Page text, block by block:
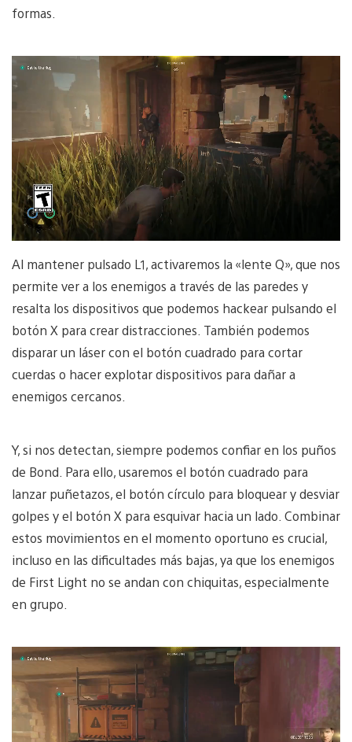
formas.
Al mantener pulsado L1, activaremos la «lente Q», que nos
permite ver a los enemigos a través de las paredes y
resalta los dispositivos que podemos hackear pulsando el
botón X para crear distracciones. También podemos
disparar un láser con el botón cuadrado para cortar
cuerdas o hacer explotar dispositivos para dañar a
enemigos cercanos.
Y, si nos detectan, siempre podemos confiar en los puños
de Bond. Para ello, usaremos el botón cuadrado para
lanzar puñetazos, el botón círculo para bloquear y desviar
golpes y el botón X para esquivar hacia un lado. Combinar
estos movimientos en el momento oportuno es crucial,
incluso en las dificultades más bajas, ya que los enemigos
de First Light no se andan con chiquitas, especialmente
en grupo.